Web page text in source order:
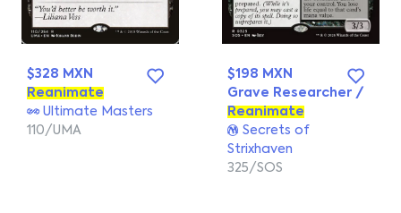
$328 MXN
Reanimate
Ultimate Masters
110/UMA
$198 MXN
Grave Researcher /
Reanimate
Secrets of
Strixhaven
325/SOS